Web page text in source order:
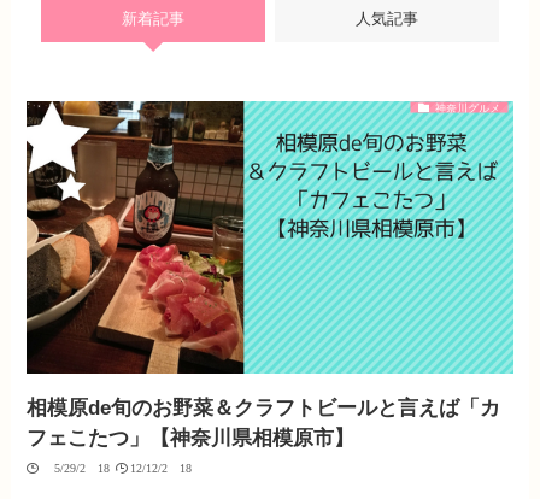
新着記事 人気記事
神奈川グルメ
相模原de旬のお野菜＆クラフトビールと言えば「カ
フェこたつ」【神奈川県相模原市】
05/29/2018 12/12/2018